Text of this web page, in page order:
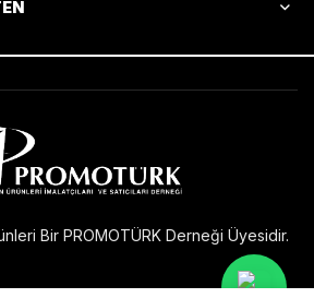
Bir PROMOTÜRK Derneği Üyesidir.